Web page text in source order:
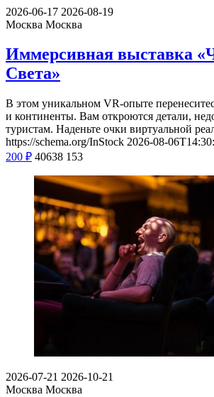
2026-06-17 2026-08-19
Москва Москва
Иммерсивная выставка
Света»
В этом уникальном VR-опыте
и континенты. Вам откроются детали,
туристам. Наденьте очки виртуальной
https://schema.org/InStock 2026-08-
200 ₽ 40638 153
2026-07-21 2026-10-21
Москва Москва